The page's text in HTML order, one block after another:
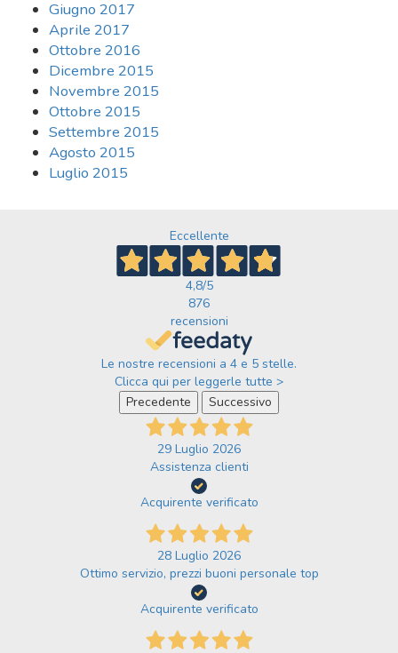
Giugno 2017
Aprile 2017
Ottobre 2016
Dicembre 2015
Novembre 2015
Ottobre 2015
Settembre 2015
Agosto 2015
Luglio 2015
Eccellente
4,8/5
876
recensioni
Le nostre recensioni a 4 e 5 stelle.
Clicca qui per leggerle tutte >
Precedente
Successivo
29 Luglio 2026
Assistenza clienti
Acquirente verificato
28 Luglio 2026
Ottimo servizio, prezzi buoni personale top
Acquirente verificato